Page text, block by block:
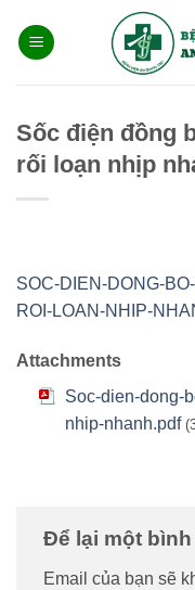
qua
Sốc điện đồng
rối loạn nhịp
SOC-DIEN-DONG-
ROI-LOAN-NHIP-
Attachments
Soc-dien-dong-
nhip-nhanh.pdf
Để lại một
Email của bạn sẽ